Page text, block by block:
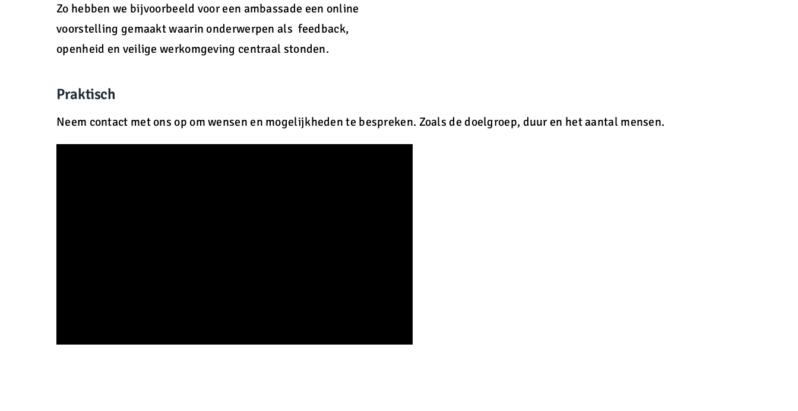
Zo hebben we bijvoorbeeld voor een ambassade een online
voorstelling gemaakt waarin onderwerpen als feedback,
openheid en veilige werkomgeving centraal stonden.
Praktisch
Neem contact met ons op om wensen en mogelijkheden te bespreken. Zoals de doelgroep, duur en het aantal mensen.